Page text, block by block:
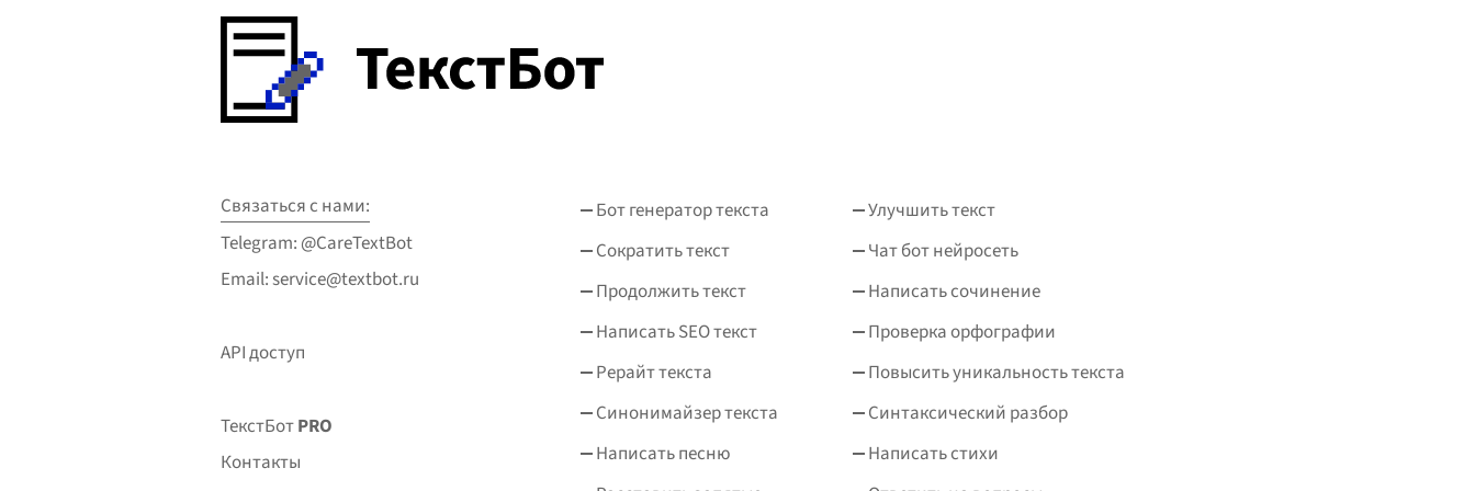
Связаться с нами:
Telegram: @CareTextBot
Email: service@textbot.ru
API доступ
ТекстБотPRO
Контакты
Бот генератор текста
Улучшить текст
Сократить текст
Чат бот нейросеть
Продолжить текст
Написать сочинение
Написать SEO текст
Проверка орфографии
Рерайт текста
Повысить уникальность текста
Синонимайзер текста
Синтаксический разбор
Написать песню
Написать стихи